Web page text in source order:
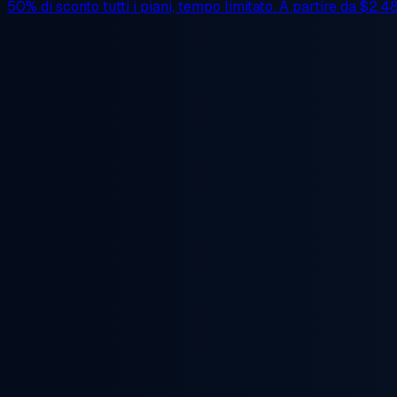
50% di sconto tutti i piani, tempo limitato. A partire da